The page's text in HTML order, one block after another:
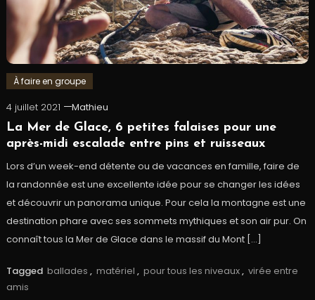
À faire en groupe
4 juillet 2021
Mathieu
La Mer de Glace, 6 petites falaises pour une
après-midi escalade entre pins et ruisseaux
Lors d’un week-end détente ou de vacances en famille, faire de
la randonnée est une excellente idée pour se changer les idées
et découvrir un panorama unique. Pour cela la montagne est une
destination phare avec ses sommets mythiques et son air pur. On
connaît tous la Mer de Glace dans le massif du Mont […]
Tagged ballades , matériel , pour tous les niveaux, virée entre
amis